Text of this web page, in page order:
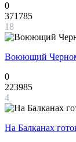
0
371785
18
Воюющий
0
223985
4
На Балканах